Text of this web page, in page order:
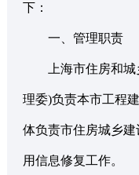
下：
一、管理职责
上海市住房和城
理委)负责本市工程
体负责市住房城乡
用信息修复工作。